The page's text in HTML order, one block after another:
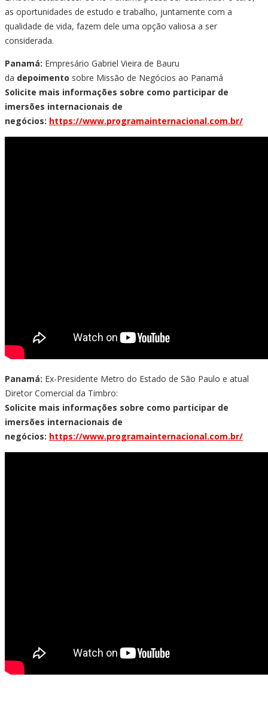
as oportunidades de estudo e trabalho, juntamente com a
qualidade de vida, fazem dele uma opção valiosa a ser
considerada.
Panamá: Empresário Gabriel Vieira de Bauru
da depoimento sobre Missão de Negócios ao Panamá
Solicite mais informações sobre como participar de
imersões internacionais de
negócios: https://www.programainternacional.com.br/
Panamá: Ex-Presidente Metro do Estado de São Paulo e atual
Diretor Comercial da Timbro:
Solicite mais informações sobre como participar de
imersões internacionais de
negócios: https://www.programainternacional.com.br/